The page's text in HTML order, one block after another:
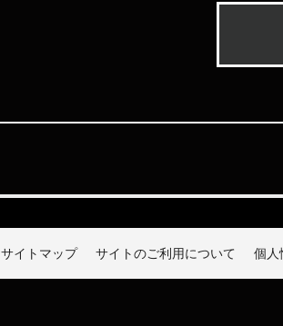
サイトマップ サイトのご利用について 個人